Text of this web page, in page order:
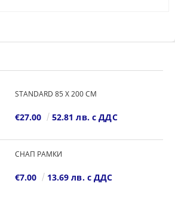
STANDARD 85 Х 200 СМ
€27.00 52.81 лв. с ДДС
СНАП РАМКИ
€7.00 13.69 лв. с ДДС